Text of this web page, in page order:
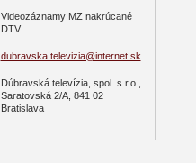
Videozáznamy MZ nakrúcané
DTV.
dubravska.televizia@internet.sk
Dúbravská televízia, spol. s r.o.,
Saratovská 2/A, 841 02
Bratislava